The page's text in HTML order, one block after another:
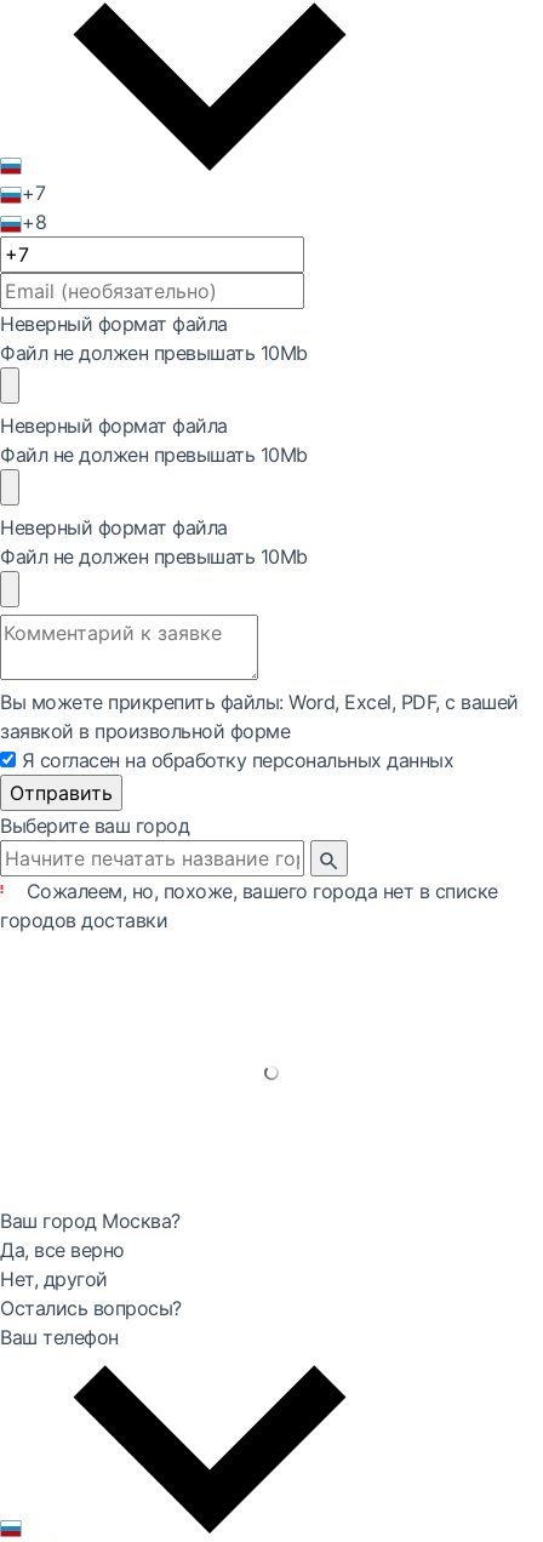
+7
+8
Неверный формат файла
Файл не должен превышать 10Mb
Неверный формат файла
Файл не должен превышать 10Mb
Неверный формат файла
Файл не должен превышать 10Mb
Вы можете прикрепить файлы: Word, Exсel, PDF, с вашей
заявкой в произвольной форме
Я согласен на обработку персональных данных
Отправить
Выберите ваш город
Сожалеем, но, похоже, вашего города нет в списке
городов доставки
Ваш город Москва?
Да, все верно
Нет, другой
Остались вопросы?
Ваш телефон